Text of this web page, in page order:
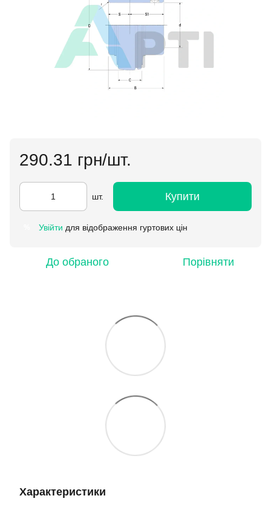
290.31 грн/шт.
шт. Купити
Увійти для відображення гуртових цін
До обраного Порівняти
Характеристики